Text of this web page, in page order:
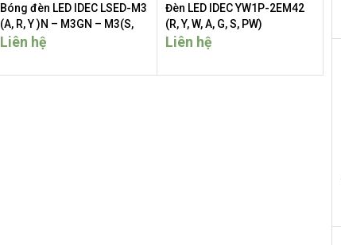
Bóng đèn LED IDEC LSED-M3
(A, R, Y )N – M3GN – M3(S,
PW)N
Liên hệ
Đèn LED IDEC YW1P-2EM42
(R, Y, W, A, G, S, PW)
Liên hệ